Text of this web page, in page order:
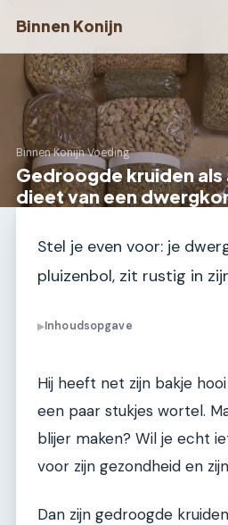
Binnen Konijn
Binnen Konijn›Voeding
Gedroogde kruiden als
dieet van een
Stel je even voor: je
pluizenbol, zit rustig in
▶Inhoudsopgave
Hij heeft net zijn bakje
een paar stukjes wortel.
blijer maken? Wil je echt
voor zijn gezondheid en
Dan zijn gedroogde